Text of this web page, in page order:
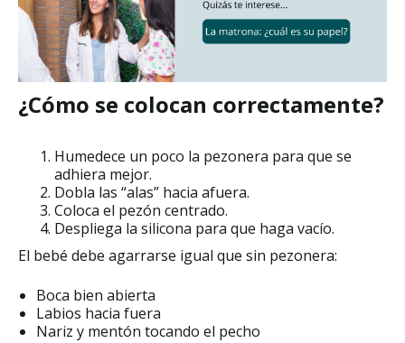
¿Cómo se colocan correctamente?
Humedece un poco la pezonera para que se
adhiera mejor.
Dobla las “alas” hacia afuera.
Coloca el pezón centrado.
Despliega la silicona para que haga vacío.
El bebé debe agarrarse igual que sin pezonera:
Boca bien abierta
Labios hacia fuera
Nariz y mentón tocando el pecho